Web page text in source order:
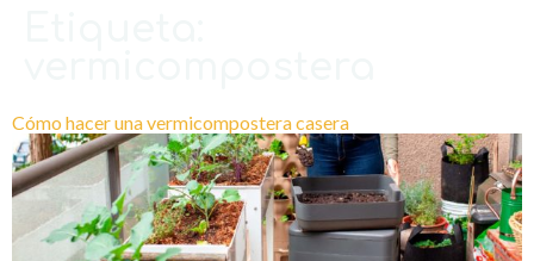
Cómo hacer una vermicompostera casera